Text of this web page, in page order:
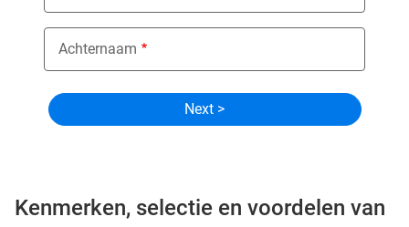
Kenmerken, selectie en voordelen van
Achternaam